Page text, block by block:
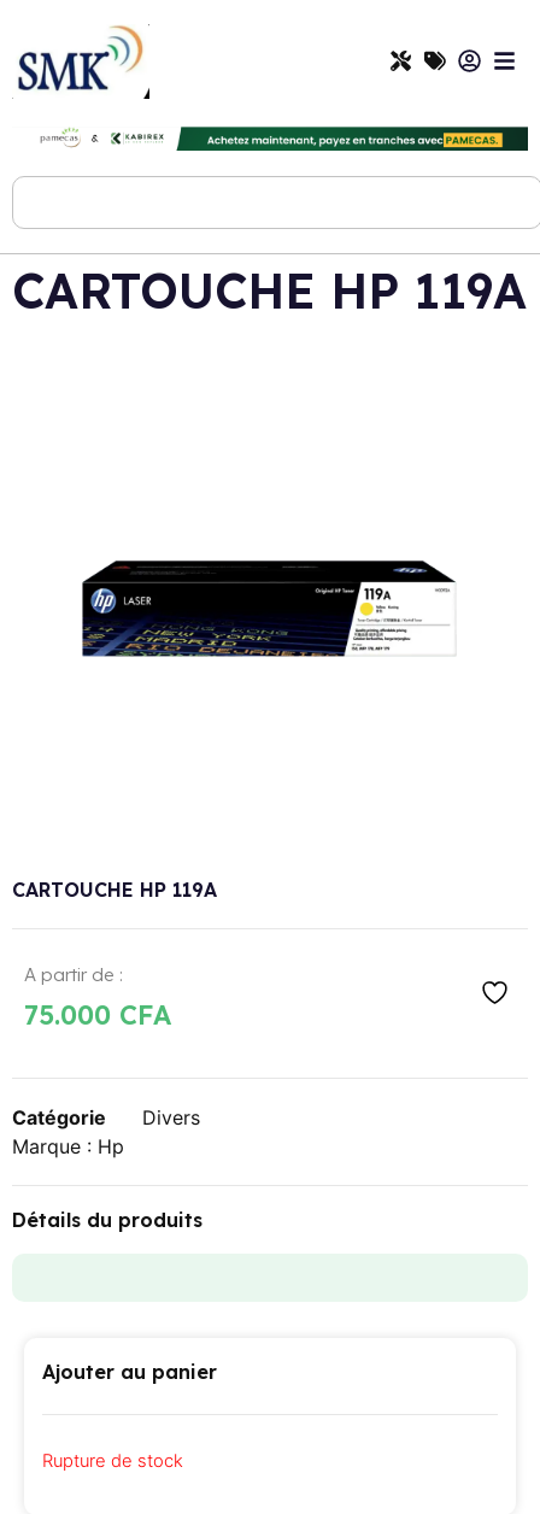
CARTOUCHE HP 119A
CARTOUCHE HP 119A
A partir de :
75.000 CFA
Catégorie
Divers
Marque : Hp
Détails du produits
Ajouter au panier
Rupture de stock